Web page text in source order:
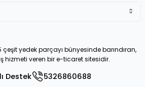
çeşit yedek parçayı bünyesinde barındıran,
hizmeti veren bir e-ticaret sitesidir.
Destek 5326860688